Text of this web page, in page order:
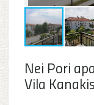
Nei Pori
Vila Kanakis